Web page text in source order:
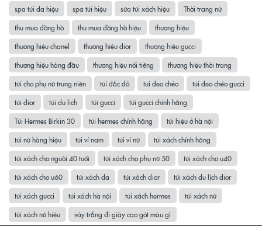
spa túi da hiệu
spa túi hiệu sửa túi xách hiệu
Thời trang nữ
thu mua đồng hồ
thu mua đồng hồ hiệu
thương hiệu
thương hiệu chanel
thương hiệu dior
thương hiệu gucci
thương hiệu hàng đầu
thương hiệu nổi tiếng
thương hiệu thời trang
túi cho phụ nữ trung niên
túi đắc đỏ túi đeo chéo
túi đeo chéo gucci
túi dior
túi du lịch túi gucci
túi gucci chính hãng
Túi Hermes Birkin 30
túi hermes chính hãng
túi hiệu ở hà nội
túi nữ hàng hiệu
túi ví nam túi ví nữ
túi xách chính hãng
túi xách cho người 40 tuổi
túi xách cho phụ nữ 50
túi xách cho u40
túi xách cho u60
túi xách da túi xách dior
túi xách du lịch dior
túi xách gucci
túi xách hà nội túi xách hermes
túi xách nữ
túi xách nữ hiệu
váy trắng đi giày cao gót màu gì